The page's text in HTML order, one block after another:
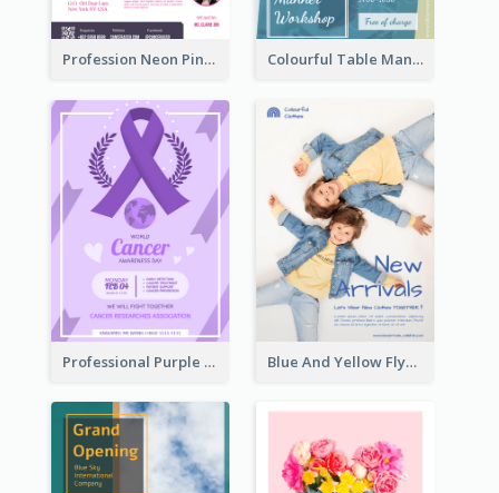
Profession Neon Pink Flyer Ribbon Design Template Colourful Table Manner Course Flyer With Details
Professional Purple Ribbon And Globe Flyer Design Idea Blue And Yellow Flyer For Children Clothes